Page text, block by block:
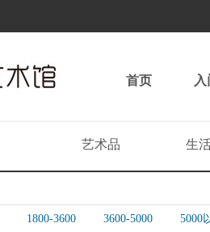
首页
艺术品 生
1800-3600 3600-5000 5000